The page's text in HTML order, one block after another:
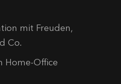
mit Freuden,
Co.
Home-Office